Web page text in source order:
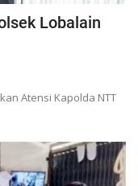
Lobalain
Atensi Kapolda NTT